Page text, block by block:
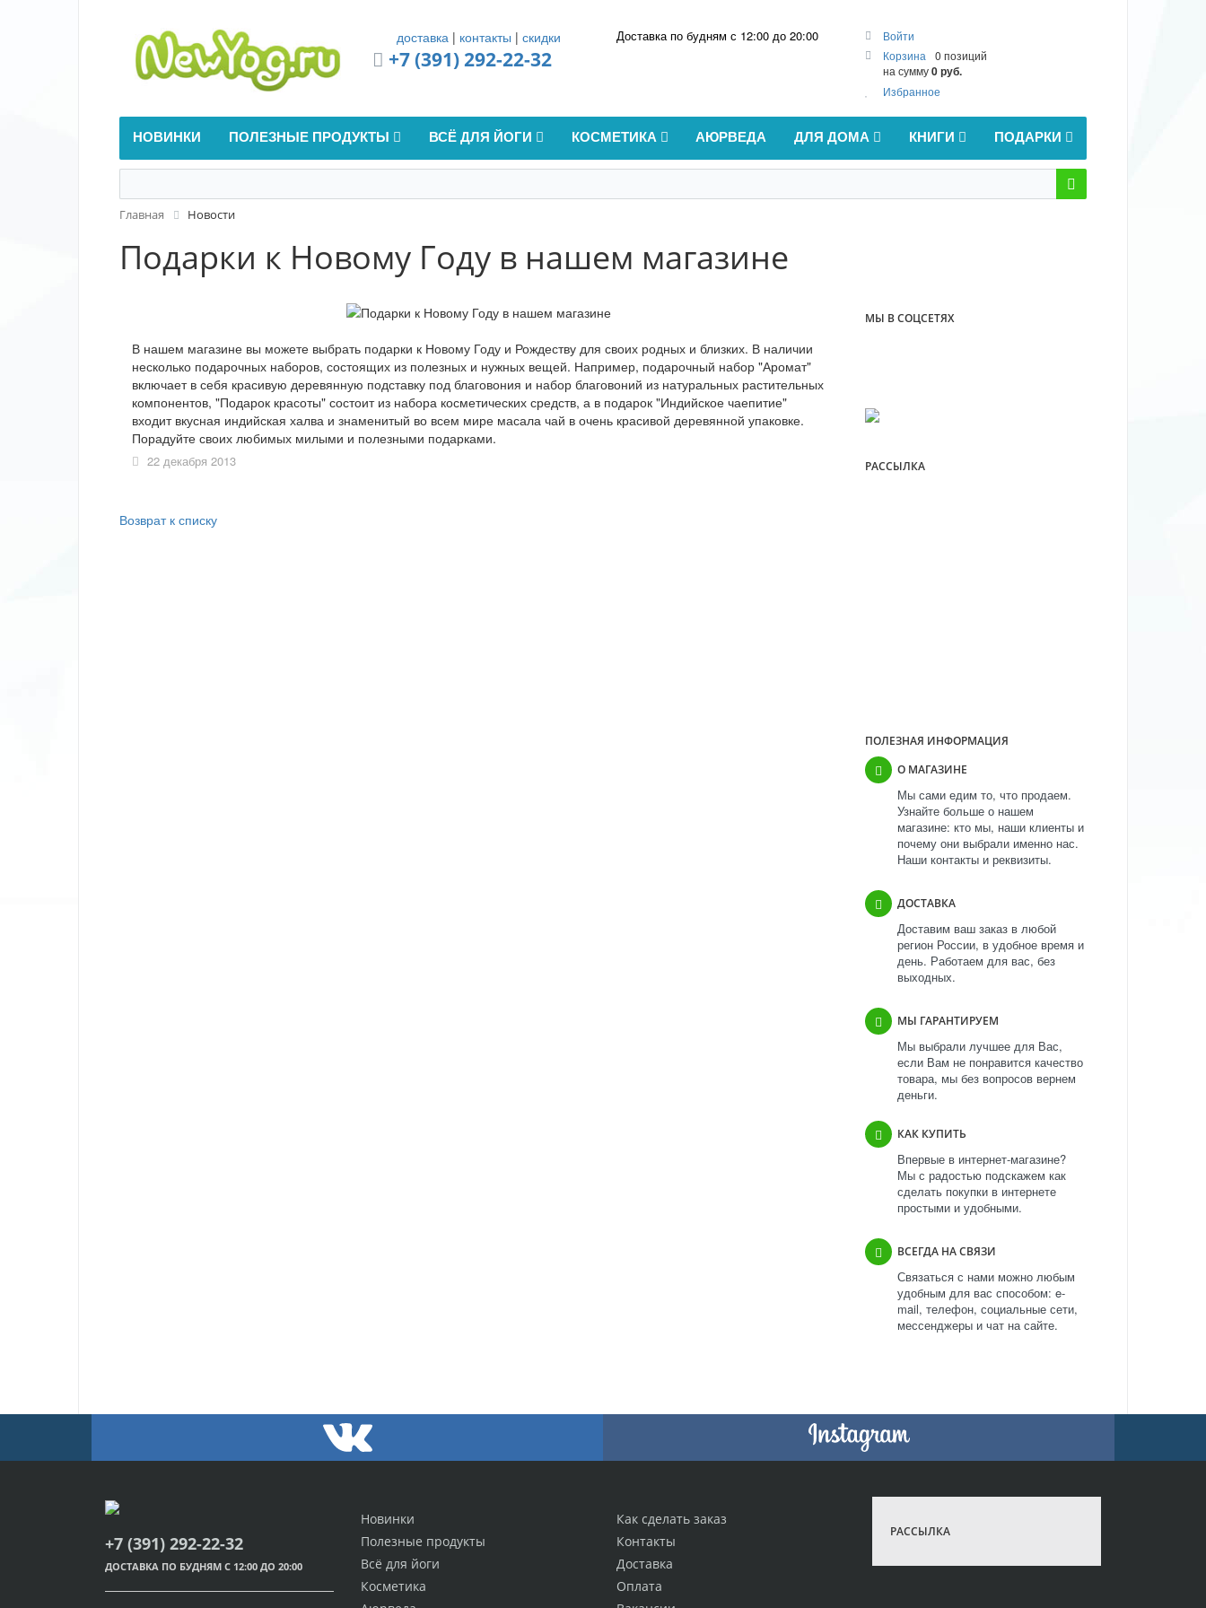
доставка | контакты | скидки
+7 (391) 292-22-32
Доставка по будням с 12:00 до 20:00
Войти
Корзина
0 позиций
на сумму0 руб.
Избранное
НОВИНКИ ПОЛЕЗНЫЕ ПРОДУКТЫ ВСЁ ДЛЯ ЙОГИ КОСМЕТИКА АЮРВЕДА ДЛЯ ДОМА КНИГИ ПОДАРКИ
Главная Новости
Подарки к Новому Году в нашем магазине
В нашем магазине вы можете выбрать подарки к Новому Году и Рождеству для своих родных и близких. В наличии
несколько подарочных наборов, состоящих из полезных и нужных вещей. Например, подарочный набор "Аромат"
включает в себя красивую деревянную подставку под благовония и набор благовоний из натуральных растительных
компонентов, "Подарок красоты" состоит из набора косметических средств, а в подарок "Индийское чаепитие"
входит вкусная индийская халва и знаменитый во всем мире масала чай в очень красивой деревянной упаковке.
Порадуйте своих любимых милыми и полезными подарками.
22 декабря 2013
Возврат к списку
МЫ В СОЦСЕТЯХ
РАССЫЛКА
ПОЛЕЗНАЯ ИНФОРМАЦИЯ
О МАГАЗИНЕ
Мы сами едим то, что продаем.
Узнайте больше о нашем
магазине: кто мы, наши клиенты и
почему они выбрали именно нас.
Наши контакты и реквизиты.
ДОСТАВКА
Доставим ваш заказ в любой
регион России, в удобное время и
день. Работаем для вас, без
выходных.
МЫ ГАРАНТИРУЕМ
Мы выбрали лучшее для Вас,
если Вам не понравится качество
товара, мы без вопросов вернем
деньги.
КАК КУПИТЬ
Впервые в интернет-магазине?
Мы с радостью подскажем как
сделать покупки в интернете
простыми и удобными.
ВСЕГДА НА СВЯЗИ
Связаться с нами можно любым
удобным для вас способом: e-
mail, телефон, социальные сети,
мессенджеры и чат на сайте.
Как сделать заказ
Контакты
Доставка
Оплата
Новинки
Полезные продукты
Всё для йоги
Косметика
РАССЫЛКА
+7 (391) 292-22-32
ДОСТАВКА ПО БУДНЯМ С 12:00 ДО 20:00